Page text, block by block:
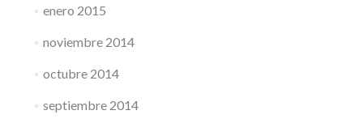
enero 2015
noviembre 2014
octubre 2014
septiembre 2014